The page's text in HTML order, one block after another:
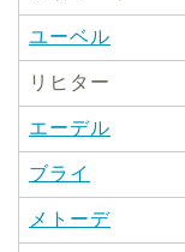
ユーベル
リヒター
エーデル
ブライ
メトーデ